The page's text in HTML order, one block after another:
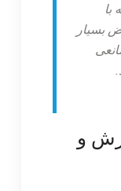
با
بسیار
و